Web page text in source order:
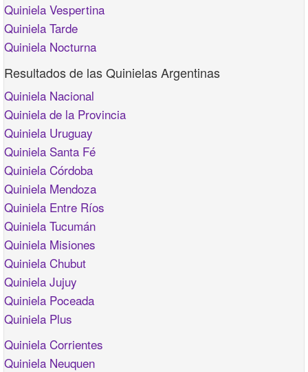
Quiniela Vespertina
Quiniela Tarde
Quiniela Nocturna
Resultados de las Quinielas Argentinas
Quiniela Nacional
Quiniela de la Provincia
Quiniela Uruguay
Quiniela Santa Fé
Quiniela Córdoba
Quiniela Mendoza
Quiniela Entre Ríos
Quiniela Tucumán
Quiniela Misiones
Quiniela Chubut
Quiniela Jujuy
Quiniela Poceada
Quiniela Plus
Quiniela Corrientes
Quiniela Neuquen